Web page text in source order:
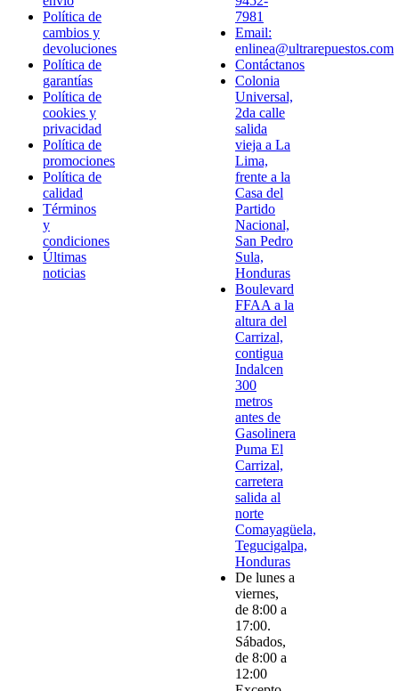
Política de
cambios y
devoluciones
Política de
garantías
Política de
cookies y
privacidad
Política de
promociones
Política de
calidad
Términos
y
condiciones
Últimas
noticias
7981
Email:
enlinea@ultrarepuestos.com
Contáctanos
Colonia
Universal,
2da calle
salida
vieja a La
Lima,
frente a la
Casa del
Partido
Nacional,
San Pedro
Sula,
Honduras
Boulevard
FFAA a la
altura del
Carrizal,
contigua
Indalcen
300
metros
antes de
Gasolinera
Puma El
Carrizal,
carretera
salida al
norte
Comayagüela,
Tegucigalpa,
Honduras
De lunes a
viernes,
de 8:00 a
17:00.
Sábados,
de 8:00 a
12:00